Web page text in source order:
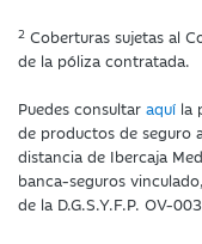
2 Coberturas sujetas al
de la póliza contratada.
Puedes consultar aquí la
de productos de seguro
distancia de Ibercaja
banca-seguros
de la D.G.S.Y.F.P. OV-